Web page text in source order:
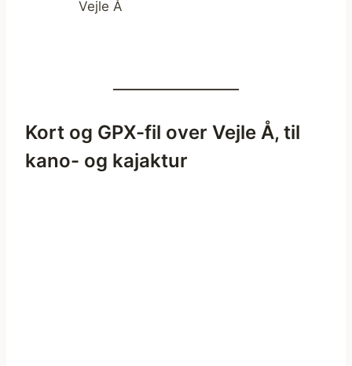
Vejle Å
Kort og GPX-fil over Vejle Å, til
kano- og kajaktur